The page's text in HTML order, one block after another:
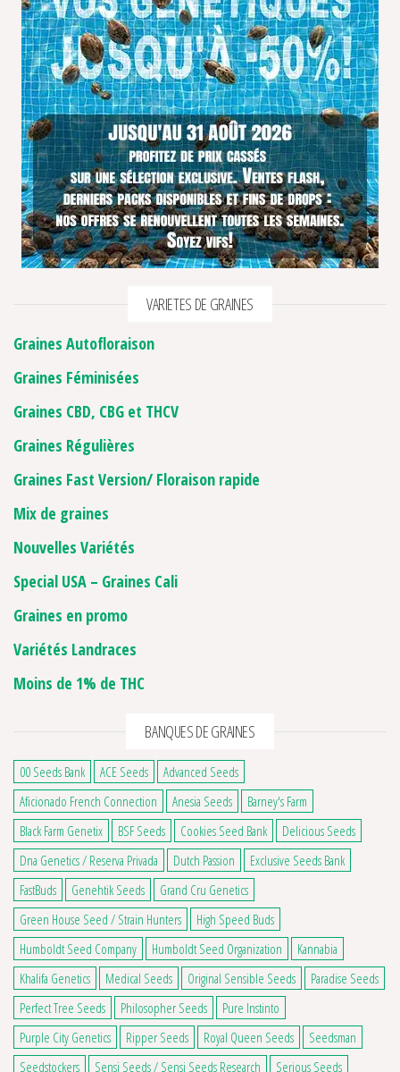
3 avis
VARIETES DE GRAINES
Graines Autofloraison
Graines Féminisées
Graines CBD, CBG et THCV
Graines Régulières
Graines Fast Version/ Floraison rapide
Mix de graines
Nouvelles Variétés
Special USA – Graines Cali
Graines en promo
Variétés Landraces
Moins de 1% de THC
BANQUES DE GRAINES
00 Seeds Bank ACE Seeds
Advanced Seeds
Aficionado French Connection
Anesia Seeds
Barney's Farm
Black Farm Genetix
BSF Seeds Cookies Seed Bank
Delicious Seeds
Dna Genetics / Reserva Privada
Dutch Passion
Exclusive Seeds Bank
FastBuds
Genehtik Seeds
Grand Cru Genetics
Green House Seed / Strain Hunters
High Speed Buds
Humboldt Seed Company
Humboldt Seed Organization
Kannabia
Khalifa Genetics
Medical Seeds Original Sensible Seeds
Paradise Seeds
Perfect Tree Seeds
Philosopher Seeds
Pure Instinto
Purple City Genetics
Ripper Seeds Royal Queen Seeds
Seedsman
Seedstockers
Sensi Seeds / Sensi Seeds Research Serious Seeds